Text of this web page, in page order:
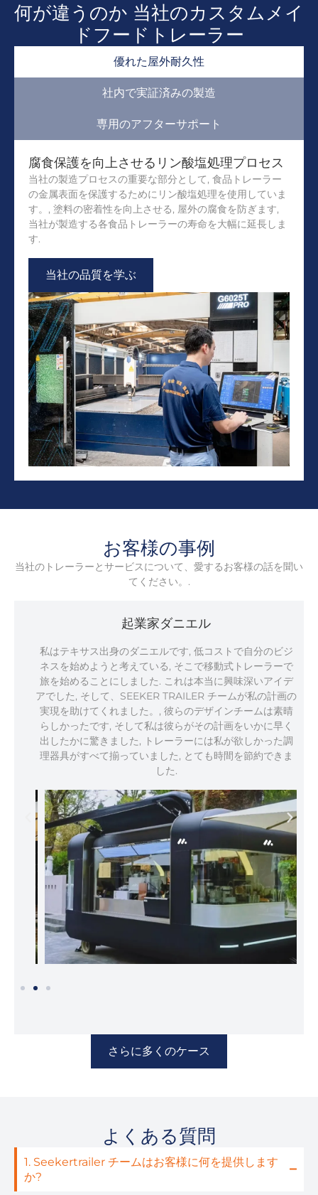
何が違うのか 当社のカスタムメイ
ドフードトレーラー
優れた屋外耐久性
社内で実証済みの製造
専用のアフターサポート
腐食保護を向上させるリン酸塩処理プロセス
当社の製造プロセスの重要な部分として, 食品トレーラー
の金属表面を保護するためにリン酸塩処理を使用していま
す。, 塗料の密着性を向上させる, 屋外の腐食を防ぎます,
当社が製造する各食品トレーラーの寿命を大幅に延長しま
す.
当社の品質を学ぶ
お客様の事例
当社のトレーラーとサービスについて、愛するお客様の話を聞い
てください。.
起業家ダニエル
私はテキサス出身のダニエルです, 低コストで自分のビジ
ネスを始めようと考えている, そこで移動式トレーラーで
旅を始めることにしました. これは本当に興味深いアイデ
アでした, そして、SEEKER TRAILER チームが私の計画の
実現を助けてくれました。, 彼らのデザインチームは素晴
らしかったです, そして私は彼らがその計画をいかに早く
出したかに驚きました, トレーラーには私が欲しかった調
理器具がすべて揃っていました, とても時間を節約できま
した.
さらに多くのケース
よくある質問
1. Seekertrailer チームはお客様に何を提供します
か?